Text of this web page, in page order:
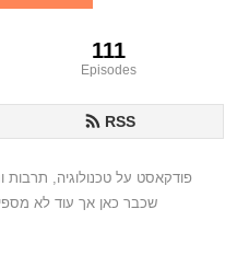
111
Episodes
RSS
פודקאסט על טכנולוגיה,
שכבר כאן אך עוד לא